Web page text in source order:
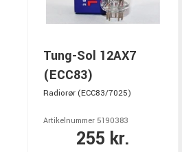
Tung-Sol 12AX7
(ECC83)
Radiorør (ECC83/7025)
Artikelnummer 5190383
255 kr.